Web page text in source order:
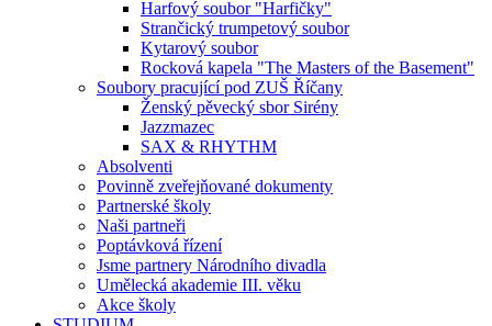
Harfový soubor "Harfičky"
Strančický trumpetový soubor
Kytarový soubor
Rocková kapela "The Masters of the Basement"
Soubory pracující pod ZUŠ Říčany
Ženský pěvecký sbor Sirény
Jazzmazec
SAX & RHYTHM
Absolventi
Povinně zveřejňované dokumenty
Partnerské školy
Naši partneři
Poptávková řízení
Jsme partnery Národního divadla
Umělecká akademie III. věku
Akce školy